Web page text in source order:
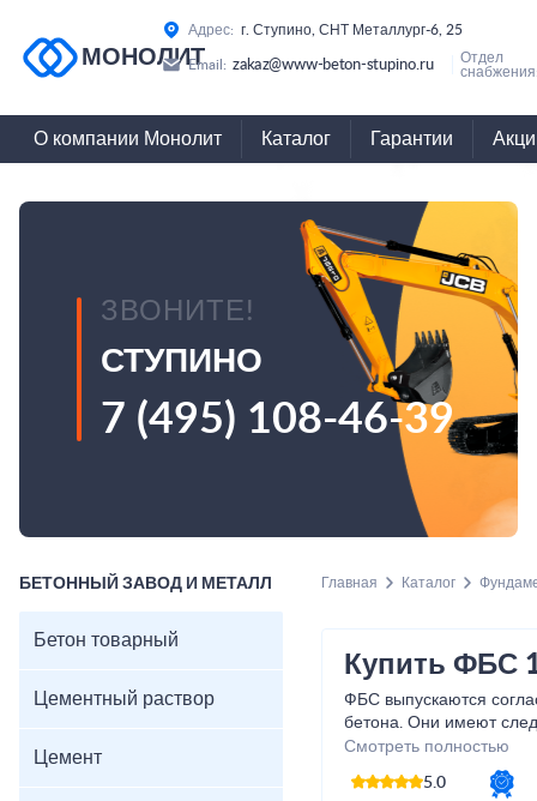
МОНОЛИТ
Адрес: г. Ступино, СНТ Металлург-6, 25
Email: zakaz@www-beton-stupino.ru
Отдел
О компании Монолит Каталог Гарантии
ЗВОНИТЕ!
СТУПИНО
7 (495) 108-46-39
БЕТОННЫЙ ЗАВОД И МЕТАЛЛ
Бетон товарный
Цементный раствор
Цемент
Главная Каталог
Купить ФБС
ФБС выпускаются
бетона. Они имеют
мм x580 мм. Изделия
но она может
конструкции. Можно
Смотреть полностью
5.0